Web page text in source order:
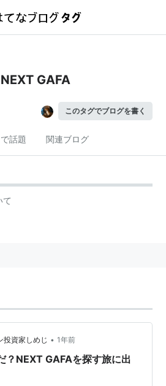
NEXT GAFA
このタグでブログを書く
話題 関連ブログ
て
投資家しめじ • 1年前
？NEXT GAFAを探す旅に出